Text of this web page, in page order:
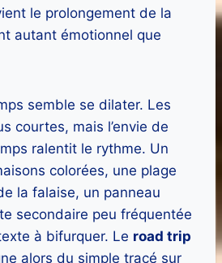
le prolongement de la
autant émotionnel que
semble se dilater. Les
courtes, mais l’envie de
ralentit le rythme. Un
colorées, une plage
la falaise, un panneau
secondaire peu fréquentée
à bifurquer. Le road trip
alors du simple tracé sur